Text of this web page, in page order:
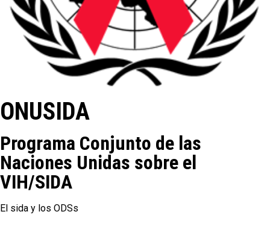
ONUSIDA
Programa Conjunto de las
Naciones Unidas sobre el
VIH/SIDA
El sida y los ODSs